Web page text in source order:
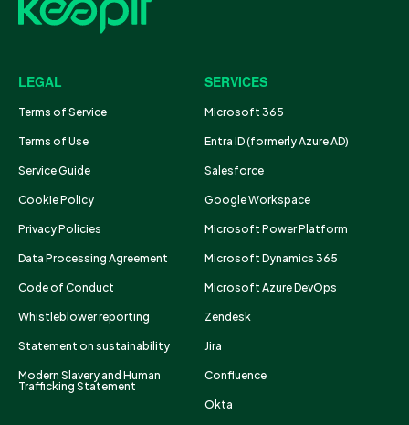
LEGAL
Terms of Service
Terms of Use
Service Guide
Cookie Policy
Privacy Policies
Data Processing Agreement
Code of Conduct
Whistleblower reporting
Statement on sustainability
Modern Slavery and Human
Trafficking Statement
SERVICES
Microsoft 365
Entra ID (formerly Azure AD)
Salesforce
Google Workspace
Microsoft Power Platform
Microsoft Dynamics 365
Microsoft Azure DevOps
Zendesk
Jira
Confluence
Okta